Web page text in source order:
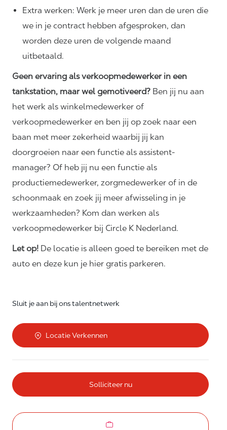
Extra werken: Werk je meer uren dan de uren die
we in je contract hebben afgesproken, dan
worden deze uren de volgende maand
uitbetaald.
Geen ervaring als verkoopmedewerker in een
tankstation, maar wel gemotiveerd? Ben jij nu aan
het werk als winkelmedewerker of
verkoopmedewerker en ben jij op zoek naar een
baan met meer zekerheid waarbij jij kan
doorgroeien naar een functie als assistent-
manager? Of heb jij nu een functie als
productiemedewerker, zorgmedewerker of in de
schoonmaak en zoek jij meer afwisseling in je
werkzaamheden? Kom dan werken als
verkoopmedewerker bij Circle K Nederland.
Let op! De locatie is alleen goed te bereiken met de
auto en deze kun je hier gratis parkeren.
Sluit je aan bij ons talentnetwerk
Locatie Verkennen
Solliciteer nu